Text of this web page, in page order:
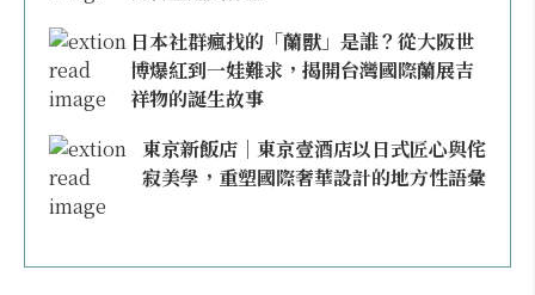
日本社群瘋找的「蘭獸」是誰？從大阪世
博爆紅到一娃難求，揭開台灣國際蘭展吉
祥物的誕生故事
東京新飯店｜東京壹酒店以日式匠心與侘
寂美學，重塑國際奢華設計的地方性語彙